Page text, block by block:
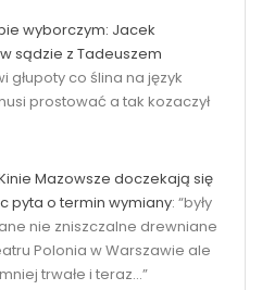
wyborczym: Jacek
sądzie z Tadeuszem
głupoty co ślina na język
prostować a tak kozaczył
Mazowsze doczekają się
pyta o termin wymiany: “były
nie zniszczalne drewniane
Polonia w Warszawie ale
trwałe i teraz…”